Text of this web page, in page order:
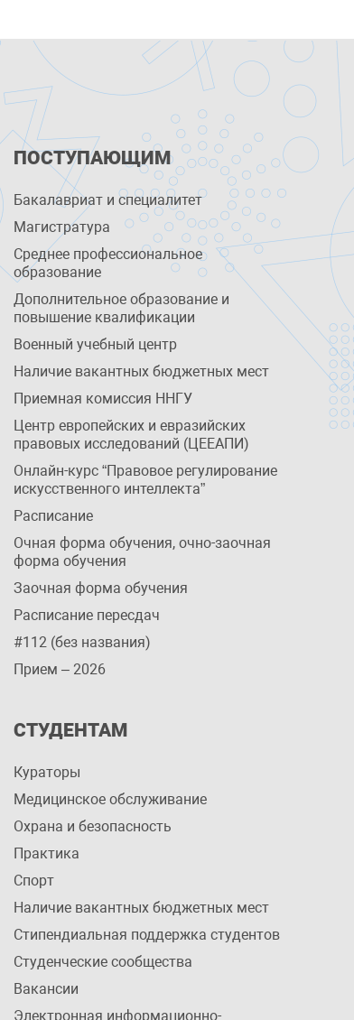
ПОСТУПАЮЩИМ
Бакалавриат и специалитет
Магистратура
Среднее профессиональное
образование
Дополнительное образование и
повышение квалификации
Военный учебный центр
Наличие вакантных бюджетных мест
Приемная комиссия ННГУ
Центр европейских и евразийских
правовых исследований (ЦЕЕАПИ)
Онлайн-курс “Правовое регулирование
искусственного интеллекта”
Расписание
Очная форма обучения, очно-заочная
форма обучения
Заочная форма обучения
Расписание пересдач
#112 (без названия)
Прием – 2026
СТУДЕНТАМ
Кураторы
Медицинское обслуживание
Охрана и безопасность
Практика
Спорт
Наличие вакантных бюджетных мест
Стипендиальная поддержка студентов
Студенческие сообщества
Вакансии
Электронная информационно-